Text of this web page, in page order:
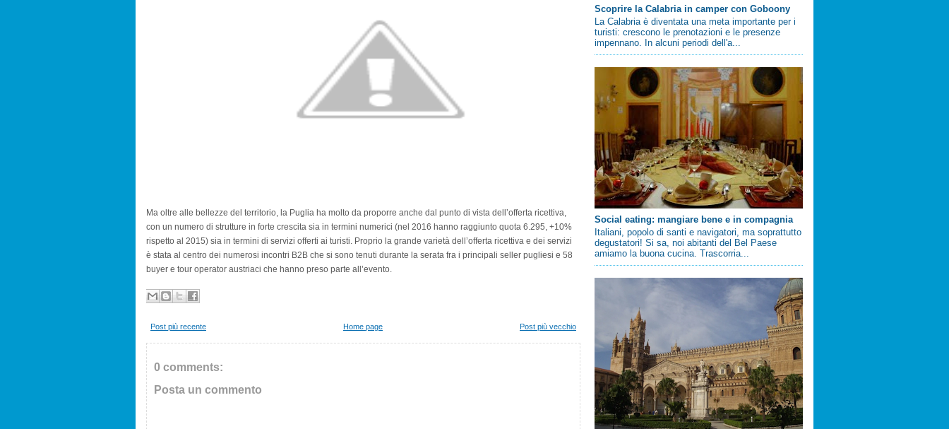
Ma oltre alle bellezze del territorio, la Puglia ha molto da proporre anche dal punto di vista dell’offerta ricettiva,
con un numero di strutture in forte crescita sia in termini numerici (nel 2016 hanno raggiunto quota 6.295, +10%
rispetto al 2015) sia in termini di servizi offerti ai turisti. Proprio la grande varietà dell’offerta ricettiva e dei servizi
è stata al centro dei numerosi incontri B2B che si sono tenuti durante la serata fra i principali seller pugliesi e 58
buyer e tour operator austriaci che hanno preso parte all’evento.
Post più recente Post più vecchio
Home page
0 comments:
Posta un commento
Scoprire la Calabria in camper con Goboony
La Calabria è diventata una meta importante per i
turisti: crescono le prenotazioni e le presenze
impennano. In alcuni periodi dell'a...
Social eating: mangiare bene e in compagnia
Italiani, popolo di santi e navigatori, ma soprattutto
degustatori! Si sa, noi abitanti del Bel Paese
amiamo la buona cucina. Trascorria...